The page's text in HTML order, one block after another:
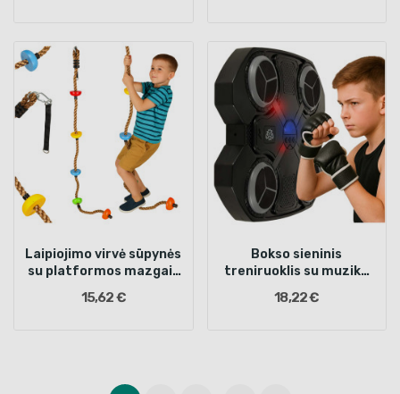
Laipiojimo virvė sūpynės
su platformos mazgais
200 cm
15,62 €
Bokso sieninis
treniruoklis su muzika
"Bluetooth" LED USB
18,22 €